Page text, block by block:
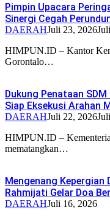
Pimpin Upacara
Sinergi Cegah
DAERAHJuli 23, 2026
HIMPUN.ID – Kantor
Gorontalo…
Dukung Penataan
Siap Eksekusi Arahan
DAERAHJuli 22, 2026
HIMPUN.ID –
mematangkan…
Mengenang Kepergian
Rahmijati Gelar Doa
DAERAHJuli 16, 2026